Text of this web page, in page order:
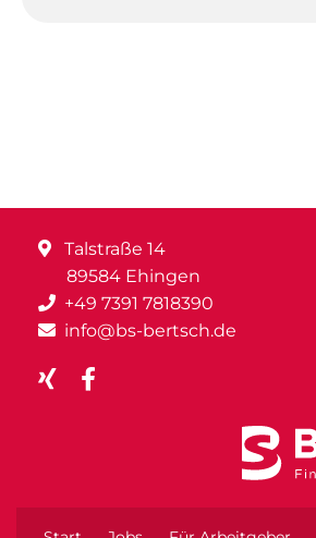
Talstraße 14
89584 Ehingen
+49 7391 7818390
info@bs-bertsch.de